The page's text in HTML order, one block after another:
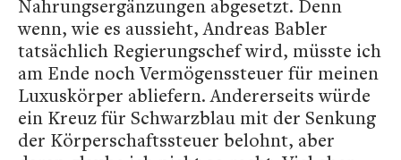
Nahrungsergänzungen abgesetzt. Denn
wenn, wie es aussieht, Andreas Babler
tatsächlich Regierungschef wird, müsste ich
am Ende noch Vermögenssteuer für meinen
Luxuskörper abliefern. Andererseits würde
ein Kreuz für Schwarzblau mit der Senkung
der Körperschaftssteuer belohnt, aber